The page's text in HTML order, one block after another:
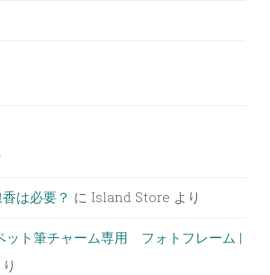
は必要？ に Island Store より
ット筆チャーム専用 フォトフレーム |